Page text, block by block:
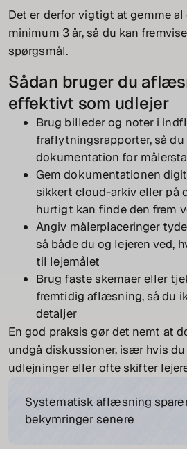
Det er derfor vigtigt at gemme
minimum 3 år, så du kan
spørgsmål.
Sådan bruger du
effektivt som udlejer
Brug billeder og noter i
fraflytningsrapporter, så
dokumentation for
Gem dokumentationen
sikkert cloud-arkiv eller på
hurtigt kan finde den frem
Angiv målerplaceringer
så både du og lejeren ved,
til lejemålet
Brug faste skemaer eller
fremtidig aflæsning, så du
detaljer
En god praksis gør det nemt at
undgå diskussioner, især hvis
udlejninger eller ofte skifter
Systematisk aflæsning
bekymringer senere